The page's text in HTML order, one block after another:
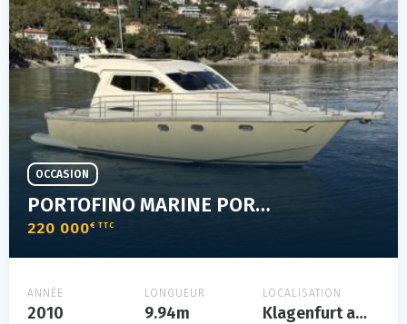
PORTOFINO MARINE PORTOFINO 37 HARD TOP
220 000€ TTC
OCCASION
ANNÉE
2010
LONGUEUR
9.94m
LOCALISATION
Klagenfurt am wörthersee